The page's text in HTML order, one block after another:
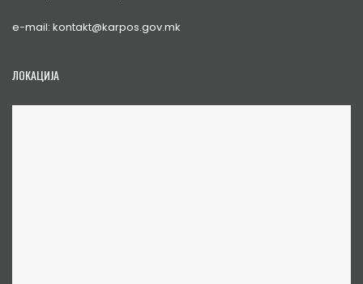
e-mail: kontakt@karpos.gov.mk
ЛОКАЦИЈА